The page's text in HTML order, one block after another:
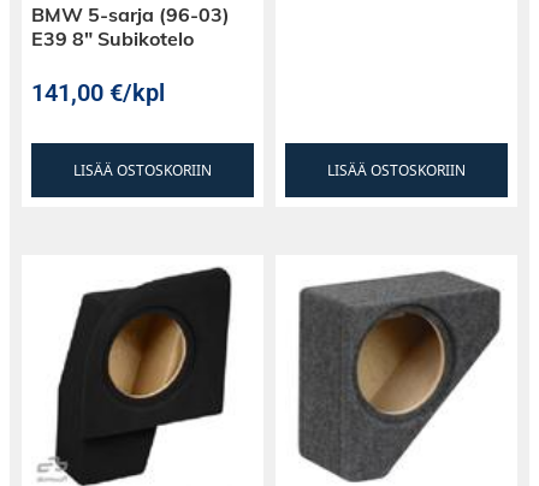
BMW 5-sarja (96-03)
E39 8″ Subikotelo
141,00€/kpl
LISÄÄ OSTOSKORIIN LISÄÄ OSTOSKORIIN